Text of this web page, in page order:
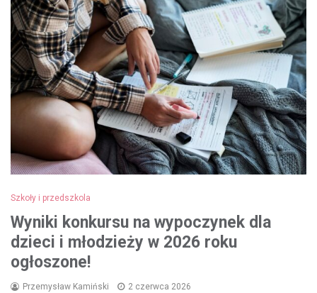
Szkoły i przedszkola
Wyniki konkursu na wypoczynek dla
dzieci i młodzieży w 2026 roku
ogłoszone!
Przemysław Kamiński 2 czerwca 2026